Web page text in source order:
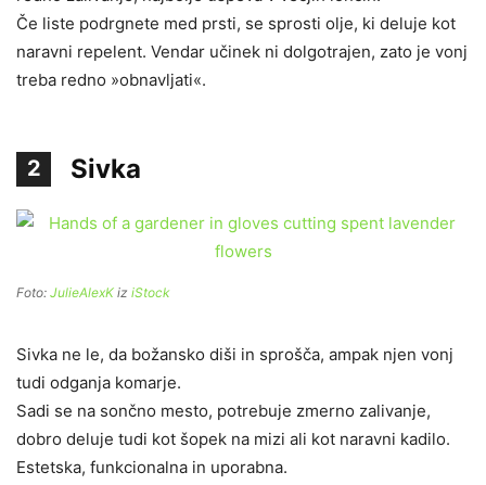
Če liste podrgnete med prsti, se sprosti olje, ki deluje kot
naravni repelent. Vendar učinek ni dolgotrajen, zato je vonj
treba redno »obnavljati«.
2 Sivka
Foto: JulieAlexK iz iStock
Sivka ne le, da božansko diši in sprošča, ampak njen vonj
tudi odganja komarje.
Sadi se na sončno mesto, potrebuje zmerno zalivanje,
dobro deluje tudi kot šopek na mizi ali kot naravni kadilo.
Estetska, funkcionalna in uporabna.